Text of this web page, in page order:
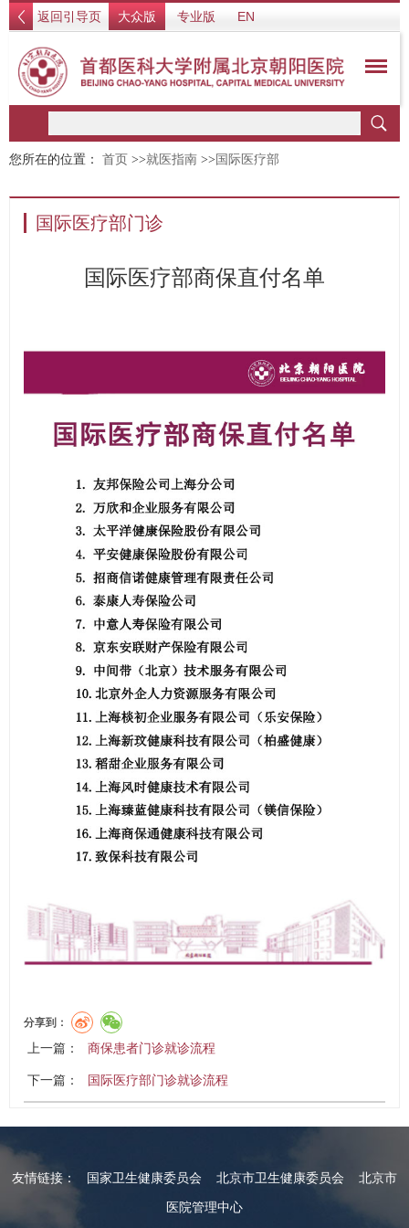
返回引导页 大众版 专业版 EN
您所在的位置： 首页 >>就医指南 >> 国际医疗部
国际医疗部门诊
国际医疗部商保直付名单
分享到：
上一篇： 商保患者门诊就诊流程
下一篇： 国际医疗部门诊就诊流程
友情链接： 国家卫生健康委员会 北京市卫生健康委员会
北京市
医院管理中心